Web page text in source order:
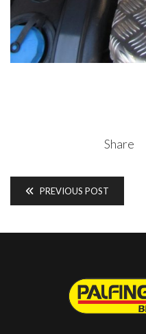
Share
PREVIOUS POST